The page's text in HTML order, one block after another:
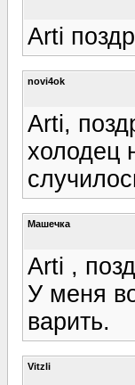
Arti
novi4ok
Arti,
холодец
Машечка
Arti ,
У меня
варить.
Vitzli